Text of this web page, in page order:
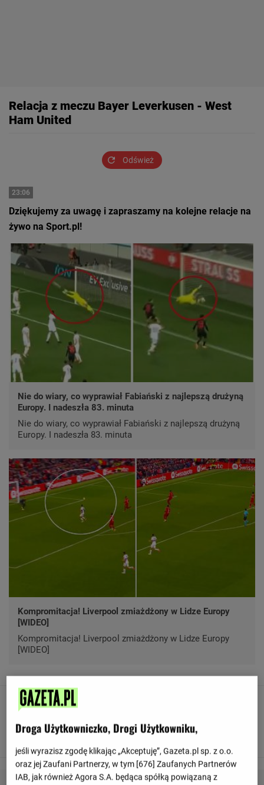
Relacja z meczu Bayer Leverkusen - West
Ham United
Odśwież
23:06
Dziękujemy za uwagę i zapraszamy na kolejne relacje na
żywo na Sport.pl!
Nie do wiary, co wyprawiał Fabiański z najlepszą drużyną
Europy. I nadeszła 83. minuta
Nie do wiary, co wyprawiał Fabiański z najlepszą drużyną
Europy. I nadeszła 83. minuta
Kompromitacja! Liverpool zmiażdżony w Lidze Europy
[WIDEO]
Kompromitacja! Liverpool zmiażdżony w Lidze Europy
[WIDEO]
23:01
Wyniki pierwszych ćwierćfinałów Ligi Konferencji:
Rewanże za tydzień.
Droga Użytkowniczko, Drogi Użytkowniku,
jeśli wyrazisz zgodę klikając „Akceptuję”, Gazeta.pl sp. z o.o.
oraz jej Zaufani Partnerzy, w tym [676] Zaufanych Partnerów
IAB, jak również Agora S.A. będąca spółką powiązaną z